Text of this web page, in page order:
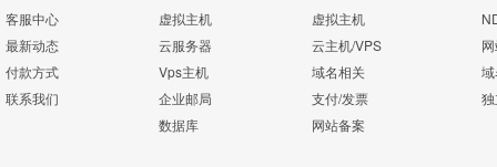
客服中心
最新动态
付款方式
联系我们
虚拟主机
云服务器
Vps主机
企业邮局
数据库
虚拟主机
云主机/VPS
域名相关
支付/发票
网站备案